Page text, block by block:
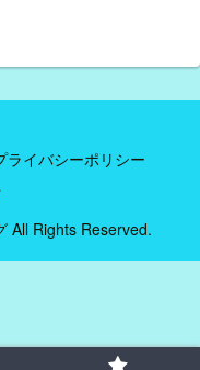
ライバシーポリシー
All Rights Reserved.